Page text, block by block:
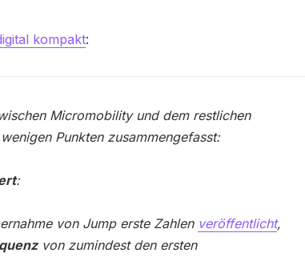
kompakt:
Micromobility und dem restlichen
Punkten zusammengefasst:
:
von Jump erste Zahlen veröffentlicht,
von zumindest den ersten